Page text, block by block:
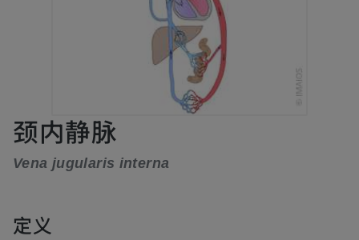
颈内静脉
Vena jugularis interna
定义